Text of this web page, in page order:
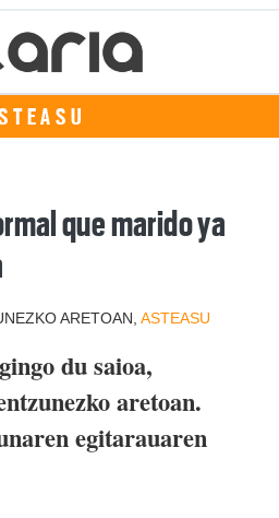
que marido ya
ARETOAN, ASTEASU
du saioa,
aretoan.
egitarauaren